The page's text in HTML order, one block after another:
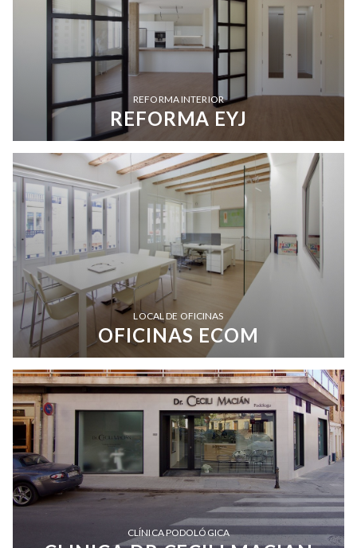
REFORMA INTERIOR
REFORMA EYJ
LOCAL DE OFICINAS
OFICINAS ECOM
CLÍNICA PODOLÓGICA